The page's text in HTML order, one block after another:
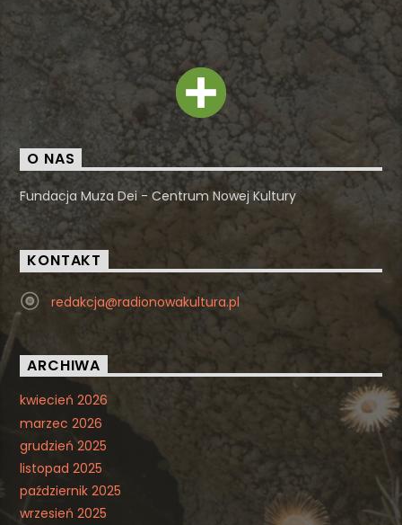
O NAS
Fundacja Muza Dei - Centrum Nowej Kultury
KONTAKT
redakcja@radionowakultura.pl
ARCHIWA
kwiecień 2026
marzec 2026
grudzień 2025
listopad 2025
październik 2025
wrzesień 2025